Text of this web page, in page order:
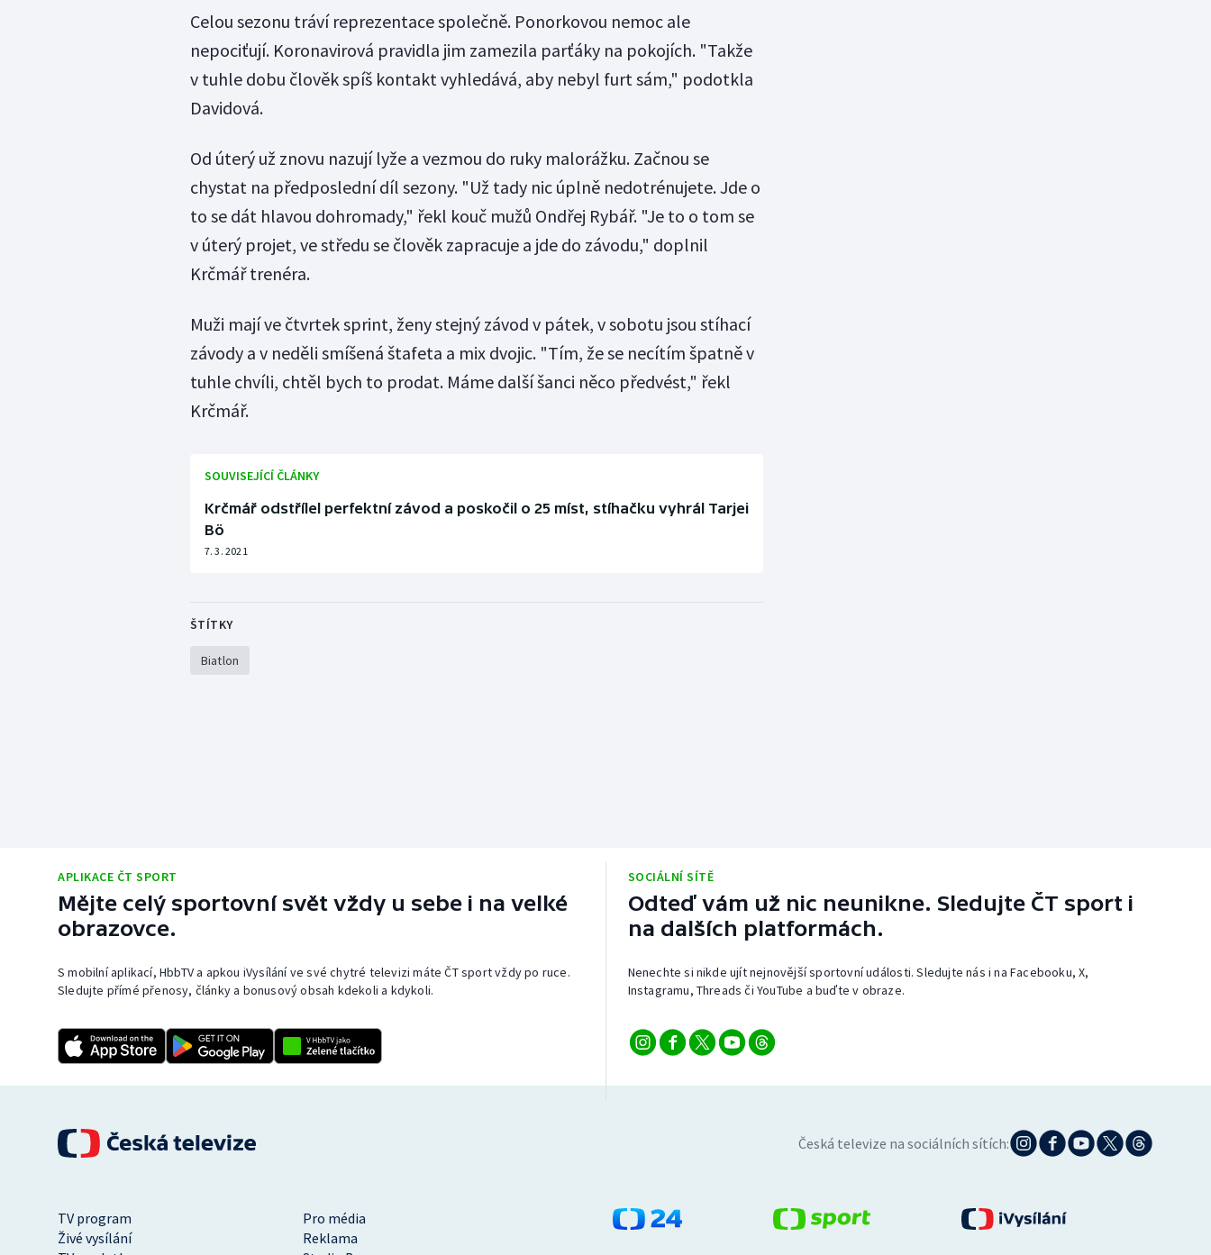
Celou sezonu tráví reprezentace společně. Ponorkovou nemoc ale
nepociťují. Koronavirová pravidla jim zamezila parťáky na pokojích. "Takže
v tuhle dobu člověk spíš kontakt vyhledává, aby nebyl furt sám," podotkla
Davidová.
Od úterý už znovu nazují lyže a vezmou do ruky malorážku. Začnou se
chystat na předposlední díl sezony. "Už tady nic úplně nedotrénujete. Jde o
to se dát hlavou dohromady," řekl kouč mužů Ondřej Rybář. "Je to o tom se
v úterý projet, ve středu se člověk zapracuje a jde do závodu," doplnil
Krčmář trenéra.
Muži mají ve čtvrtek sprint, ženy stejný závod v pátek, v sobotu jsou stíhací
závody a v neděli smíšená štafeta a mix dvojic. "Tím, že se necítím špatně v
tuhle chvíli, chtěl bych to prodat. Máme další šanci něco předvést," řekl
Krčmář.
SOUVISEJÍCÍ ČLÁNKY
Krčmář odstřílel perfektní závod a poskočil o 25 míst, stíhačku vyhrál Tarjei
Bö
7. 3. 2021
ŠTÍTKY
Biatlon
APLIKACE ČT SPORT
Mějte celý sportovní svět vždy u sebe i na velké
obrazovce.
S mobilní aplikací, HbbTV a apkou iVysílání ve své chytré televizi máte ČT sport vždy po ruce.
Sledujte přímé přenosy, články a bonusový obsah kdekoli a kdykoli.
SOCIÁLNÍ SÍTĚ
Odteď vám už nic neunikne. Sledujte ČT sport i
na dalších platformách.
Nenechte si nikde ujít nejnovější sportovní události. Sledujte nás i na Facebooku, X,
Instagramu, Threads či YouTube a buďte v obraze.
Česká televize na sociálních sítích:
TV program
Pro média
Živé vysílání
Reklama